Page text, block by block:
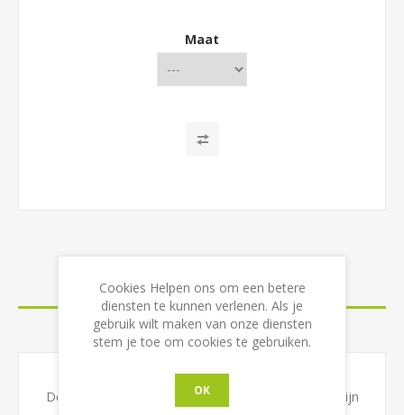
Maat
OVERVIEW
CONTACT US
Sixton Peak BIELLA 86205-00
De Sixton Peak Biella werkschoenen uit de Crystal-lijn
Cookies Helpen ons om een betere
diensten te kunnen verlenen. Als je
gebruik wilt maken van onze diensten
stem je toe om cookies te gebruiken.
OK